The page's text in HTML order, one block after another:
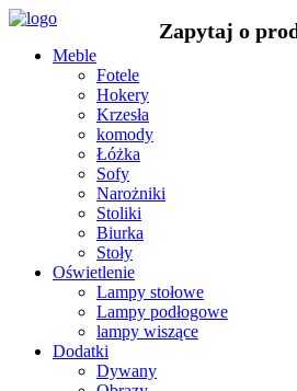
Meble
Fotele
Hokery
Krzesła
komody
Łóżka
Sofy
Narożniki
Stoliki
Biurka
Stoły
Oświetlenie
Lampy stołowe
Lampy podłogowe
lampy wiszące
Dodatki
Dywany